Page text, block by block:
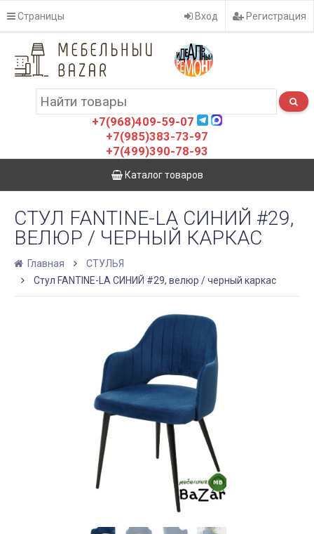
Страницы Вход Регистрация
+7(968)409-59-07
+7(985)383-73-97
+7(499)390-78-93
Каталог товаров
СТУЛ FANTINE-LA СИНИЙ #29,
ВЕЛЮР / ЧЕРНЫЙ КАРКАС
Главная
СТУЛЬЯ
Стул FANTINE-LA СИНИЙ #29, велюр / черный каркас